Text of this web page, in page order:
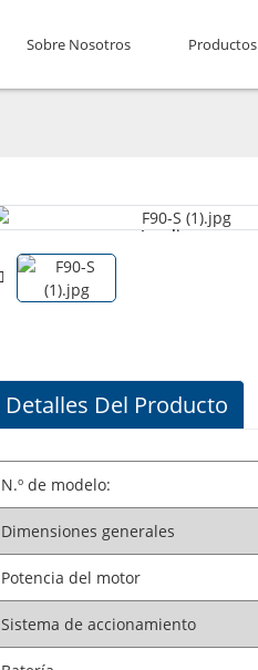
Sobre Nosotros Productos
Loading...
Loading...
Detalles Del Producto
N.º de modelo:
Dimensiones generales
Potencia del motor
Sistema de accionamiento